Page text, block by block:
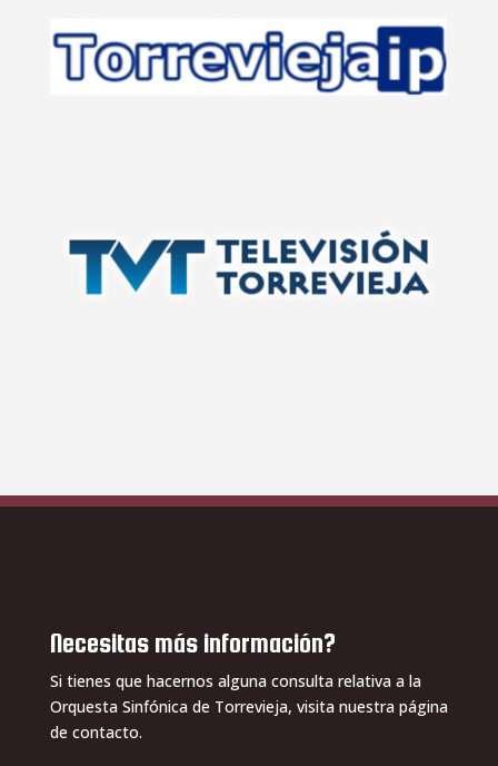
Necesitas más información?
Si tienes que hacernos alguna consulta relativa a la
Orquesta Sinfónica de Torrevieja, visita nuestra página
de contacto.